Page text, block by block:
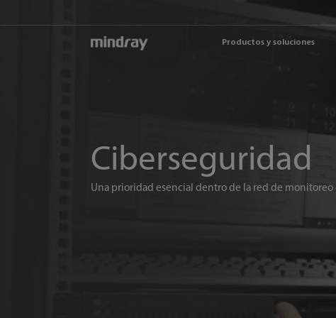
Productos y soluciones
Ciberseguridad
Una prioridad esencial dentro de la red de